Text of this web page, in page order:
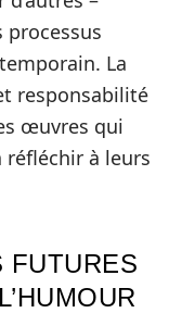
La
responsabilité
œuvres qui
à leurs
FUTURES